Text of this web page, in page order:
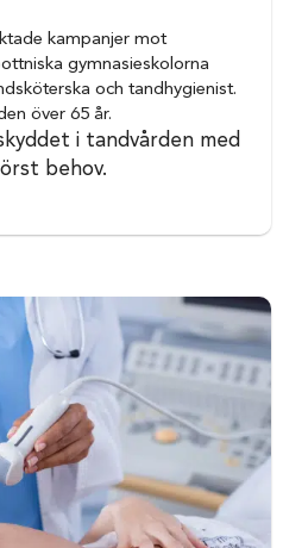
kampanjer mot
gymnasieskolorna
och tandhygienist.
över 65 år.
i tandvården med
behov.